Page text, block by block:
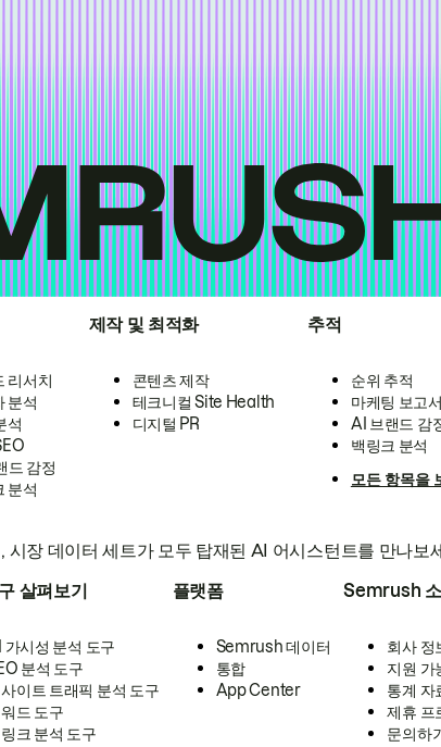
리서치
분석
석
드 감정
분석
제작 및 최적화
콘텐츠 제작
테크니컬 Site Health
디지털 PR
추적
순위 추적
마케팅 보고
AI 브랜드 감
백링크 분석
모든 항목을
시장 데이터 세트가 모두 탑재된 AI 어시스턴트를 만나보
살펴보기
가시성 분석 도구
분석 도구
이트 트래픽 분석 도구
드 도구
크 분석 도구
플랫폼
Semrush 데이터
통합
App Center
Semrush
회사 정
지원 가
통계 자
제휴 프
문의하